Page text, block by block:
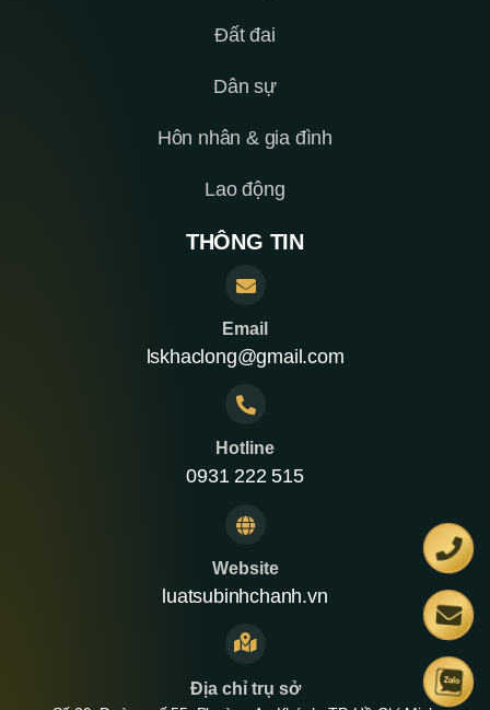
Đất đai
Dân sự
Hôn nhân & gia đình
Lao động
THÔNG TIN
Email
lskhaclong@gmail.com
Hotline
0931 222 515
Website
luatsubinhchanh.vn
Địa chỉ trụ sở